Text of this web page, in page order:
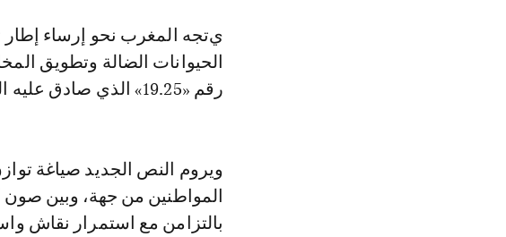
يتجه المغرب نحو إرساء إطار تشريعي غير مسبوق لتدبير ظاهرة انتشار
الحيوانات الضالة وتطويق
رقم «19.25» الذي صادق عليه البرلمان بغرفتيه.
ويروم النص الجديد صياغة
المواطنين من جهة، وبين
بالتزامن مع استمرار نقاش